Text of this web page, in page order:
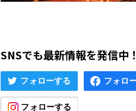
SNSでも最新情報を発信中！